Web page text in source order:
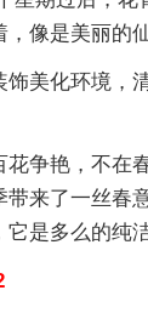
像是美丽的
饰美化环境，
花争艳，不在
带来了一丝春
它是多么的纯